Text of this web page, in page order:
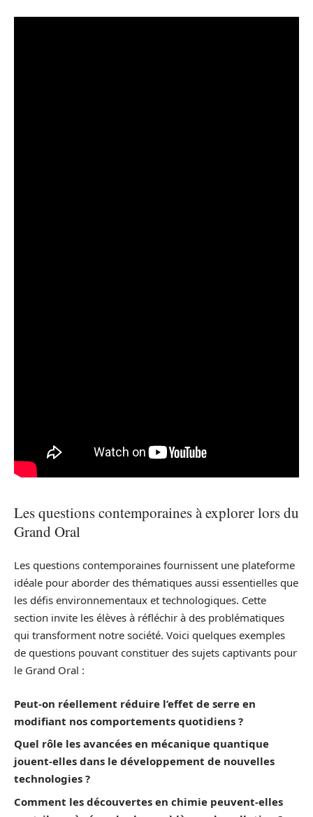
Les questions contemporaines à explorer lors du
Grand Oral
Les questions contemporaines fournissent une plateforme
idéale pour aborder des thématiques aussi essentielles que
les défis environnementaux et technologiques. Cette
section invite les élèves à réfléchir à des problématiques
qui transforment notre société. Voici quelques exemples
de questions pouvant constituer des sujets captivants pour
le Grand Oral :
Peut-on réellement réduire l’effet de serre en
modifiant nos comportements quotidiens ?
Quel rôle les avancées en mécanique quantique
jouent-elles dans le développement de nouvelles
technologies ?
Comment les découvertes en chimie peuvent-elles